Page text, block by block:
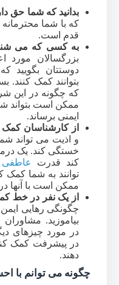
بدانید که شما حق
که با شما محترمانه
قدم است.
به کسی که می
بزرگسالان مورد
دوستتان بگویید
بتوانند کمک کنند.
که چگونه در این
ممکن است بتواند
ایمنی برساند.
از کارشناسان کمک
و اذیت می تواند
خستگی کند. یک
کند قدرت
عاطفی
توانند به شما کمک
ممکن است با آنها
از یک نفر در خط
چگونگی رهایی ایمن
بیاموزید.
در مورد چیزهای
در پیشرفت کمک کند
دهند.
چگونه می توانم با